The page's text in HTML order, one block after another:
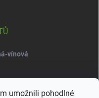
umožnili pohodlné
vínová